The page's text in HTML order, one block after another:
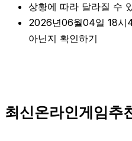
상황에 따라 달라질 수
2026년06월04일 18시
아닌지 확인하기
최신온라인게임추